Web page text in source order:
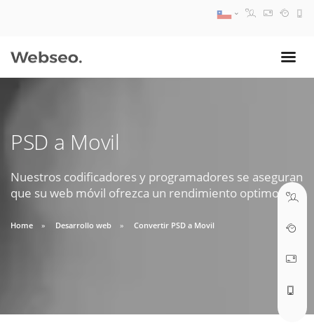
PSD a Movil
Nuestros codificadores y programadores se aseguran
que su web móvil ofrezca un rendimiento optimo.
Home Desarrollo web Convertir PSD a Movil
DEPARTAMENTO SOPORTE
09:30 AM A 18:30 PM
soporte@webseo.cl
UBICACIÓN